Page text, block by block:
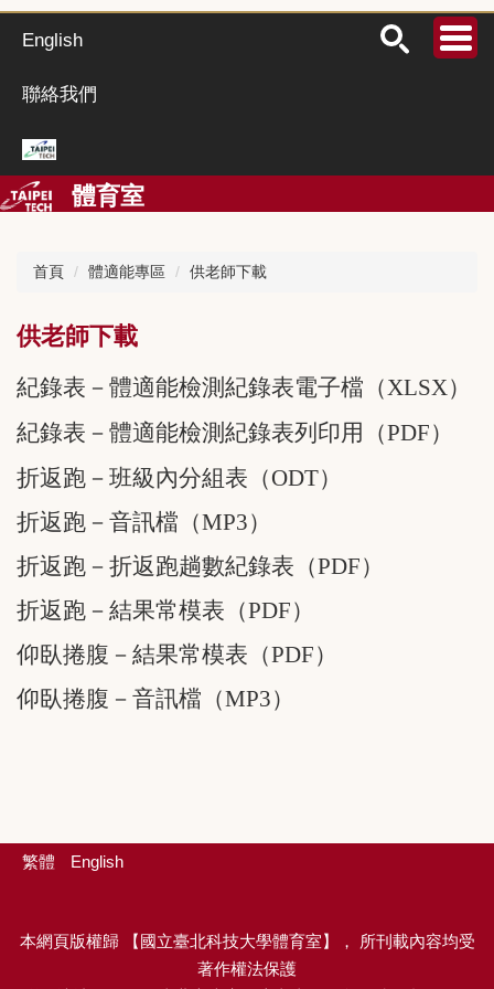
跳
到
要
區
English
聯絡我們
體育室
首頁 體適能專區 供老師下載
供老師下載
紀錄表－體適能檢測紀錄表電子檔（XLSX）
紀錄表－體適能檢測紀錄表列印用（PDF）
折返跑－班級內分組表（ODT）
折返跑－音訊檔（MP3）
折返跑－折返跑趟數紀錄表（PDF）
折返跑－結果常模表（PDF）
仰臥捲腹－結果常模表（PDF）
仰臥捲腹－音訊檔（MP3）
繁體 English
本網頁版權歸【 國立臺北科技大學體育室 】，
所刊載內容均受
著作權法保護